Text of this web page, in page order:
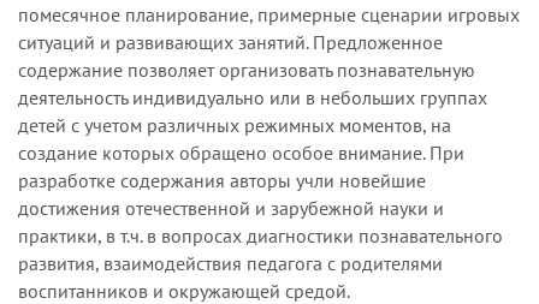
помесячное планирование, примерные сценарии игровых
ситуаций и развивающих занятий. Предложенное
содержание позволяет организовать познавательную
деятельность индивидуально или в небольших группах
детей с учетом различных режимных моментов, на
создание которых обращено особое внимание. При
разработке содержания авторы учли новейшие
достижения отечественной и зарубежной науки и
практики, в т.ч. в вопросах диагностики познавательного
развития, взаимодействия педагога с родителями
воспитанников и окружающей средой.